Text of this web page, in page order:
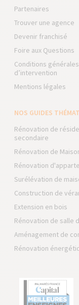
Partenaires
Trouver une agence
Devenir franchisé
Foire aux Questions
Conditions générales
d’intervention
Mentions légales
NOS GUIDES
Rénovation de
secondaire
Rénovation de
Rénovation
Surélévation de
Construction de
Extension en bois
Rénovation de salle
Aménagement de
Rénovation